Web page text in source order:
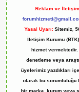
Reklam ve
Yasal Uyarı: Sitemiz,
İletişim Kurumu
hizmet
denetleme veya
üyelerimiz yazdıkları
olarak bu sorumluluğu
bir marka, kurum veya